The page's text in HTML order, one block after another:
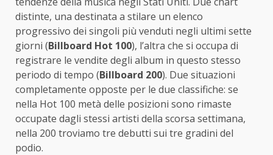
distinte, una destinata a stilare un elenco
progressivo dei singoli più venduti negli ultimi sette
giorni (Billboard Hot 100), l’altra che si occupa di
registrare le vendite degli album in questo stesso
periodo di tempo (Billboard 200). Due situazioni
completamente opposte per le due classifiche: se
nella Hot 100 metà delle posizioni sono rimaste
occupate dagli stessi artisti della scorsa settimana,
nella 200 troviamo tre debutti sui tre gradini del
podio.